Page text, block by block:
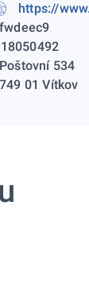
https://
fwdeec9
18050492
Poštovní 534
749 01 Vítkov